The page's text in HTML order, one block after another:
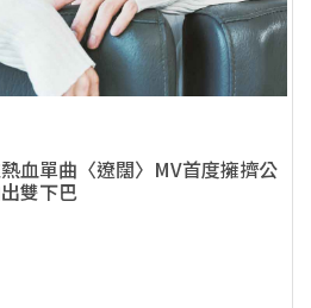
血單曲〈遼闊〉MV首度擁擠公
雙下巴